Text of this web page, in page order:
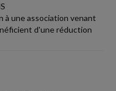
à une association venant
d'une réduction